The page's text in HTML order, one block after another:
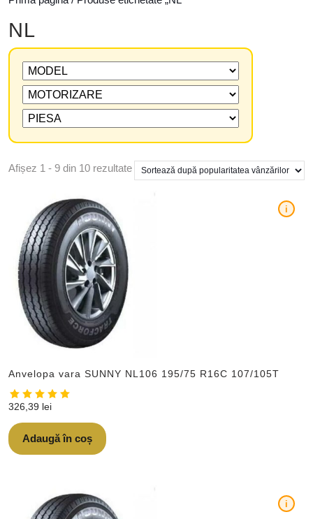
NL
Afișez 1 - 9 din 10 rezultate
Anvelopa vara SUNNY NL106 195/75 R16C 107/105T
i
326,39 lei
Adaugă în coș
i